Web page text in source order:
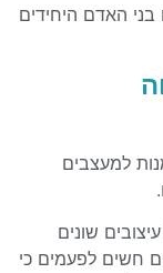
האדם היחידים
למעצבים
שונים
חשים לפעמים כי